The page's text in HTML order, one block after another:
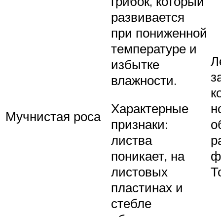
Мучнистая роса
развивается
при пониженной
температуре и
избытке
влажности.
Характерные
признаки:
листва
поникает, на
листовых
пластинах и
стебле